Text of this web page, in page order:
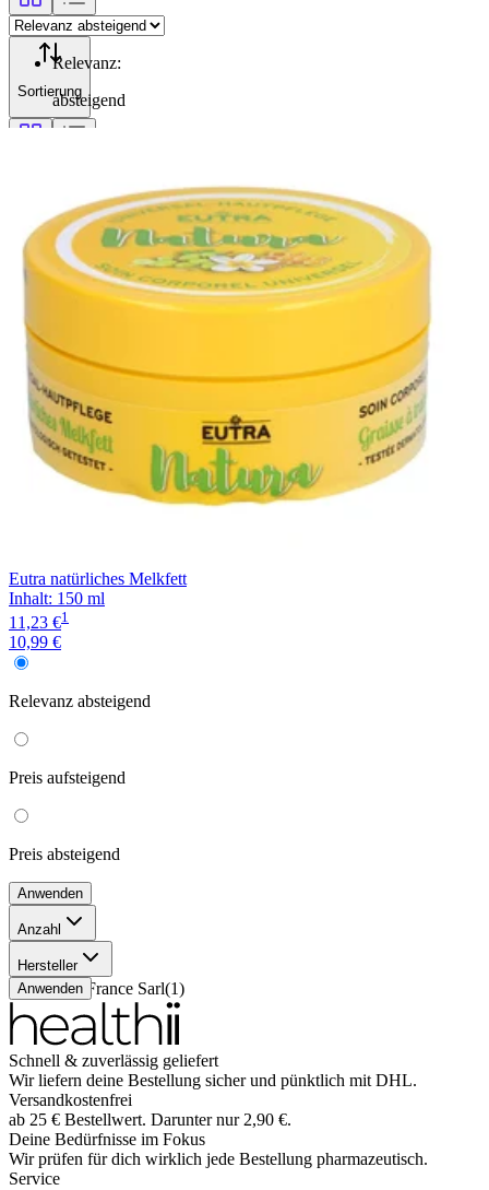
Sortierung
Filterung
Relevanz:
absteigend
Eutra natürliches Melkfett
Inhalt: 150 ml
11,23 €1
10,99 €
Relevanz absteigend
Preis aufsteigend
Preis absteigend
Anwenden
Anzahl
(1 )
Hersteller
Interlac France Sarl(1)
Anwenden
Schnell & zuverlässig geliefert
Wir liefern deine Bestellung sicher und pünktlich mit DHL.
Versandkostenfrei
ab 25 € Bestellwert. Darunter nur 2,90 €.
Deine Bedürfnisse im Fokus
Wir prüfen für dich wirklich jede Bestellung pharmazeutisch.
Service